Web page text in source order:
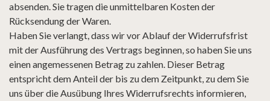
absenden. Sie tragen die unmittelbaren Kosten der
Rücksendung der Waren.
Haben Sie verlangt, dass wir vor Ablauf der Widerrufsfrist
mit der Ausführung des Vertrags beginnen, so haben Sie uns
einen angemessenen Betrag zu zahlen. Dieser Betrag
entspricht dem Anteil der bis zu dem Zeitpunkt, zu dem Sie
uns über die Ausübung Ihres Widerrufsrechts informieren,